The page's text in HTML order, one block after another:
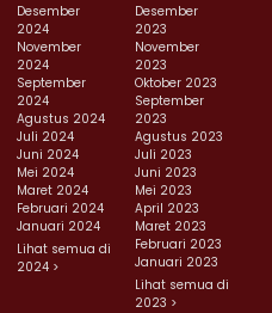
Desember
2024
November
2024
September
2024
Agustus 2024
Juli 2024
Juni 2024
Mei 2024
Maret 2024
Februari 2024
Januari 2024
Lihat semua di
2024 >
Desember
2023
November
2023
Oktober 2023
September
2023
Agustus 2023
Juli 2023
Juni 2023
Mei 2023
April 2023
Maret 2023
Februari 2023
Januari 2023
Lihat semua di
2023 >